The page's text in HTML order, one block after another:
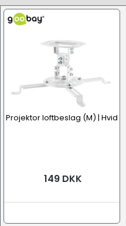
Projektor loftbeslag (M) | Hvid
149 DKK